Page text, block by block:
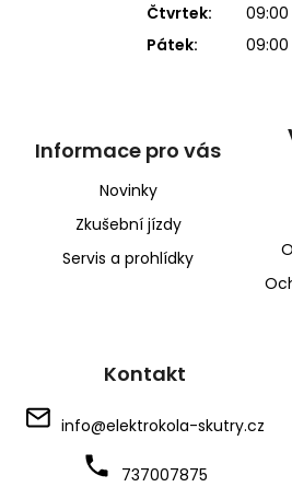
Čtvrtek:
09:00
Pátek:
09:00
Informace pro vás
Novinky
Zkušební jízdy
Servis a prohlídky
Kontakt
info@elektrokola-skutry.cz
737007875